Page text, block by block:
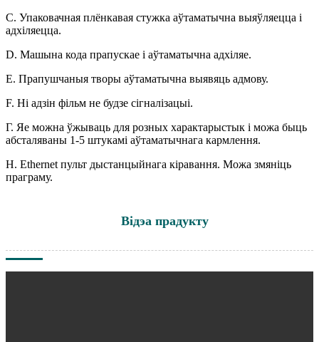
C. Упаковачная плёнкавая стужка аўтаматычна выяўляецца і
адхіляецца.
D. Машына кода прапускае і аўтаматычна адхіляе.
E. Прапушчаныя творы аўтаматычна выявяць адмову.
F. Ні адзін фільм не будзе сігналізацыі.
Г. Яе можна ўжываць для розных характарыстык і можа быць
абсталяваны 1-5 штукамі аўтаматычнага кармлення.
H. Ethernet пульт дыстанцыйнага кіравання. Можа змяніць
праграму.
Відэа прадукту